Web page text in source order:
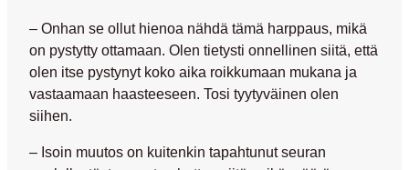
– Onhan se ollut hienoa nähdä tämä harppaus, mikä
on pystytty ottamaan. Olen tietysti onnellinen siitä, että
olen itse pystynyt koko aika roikkumaan mukana ja
vastaamaan haasteeseen. Tosi tyytyväinen olen
siihen.
– Isoin muutos on kuitenkin tapahtunut seuran